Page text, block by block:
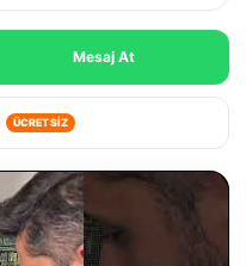
Mesaj At
ÜCRETSİZ